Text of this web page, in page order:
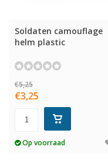
Soldaten camouflage
helm plastic
€5,25
€3,25
Op voorraad